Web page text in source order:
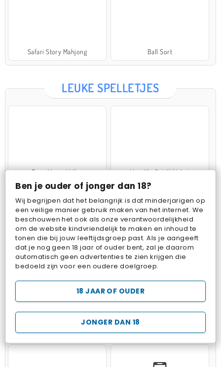
Ben je ouder of jonger dan 18?
Wij begrijpen dat het belangrijk is dat minderjarigen op
een veilige manier gebruik maken van het internet. We
beschouwen het ook als onze verantwoordelijkheid
om de website kindvriendelijk te maken en inhoud te
tonen die bij jouw leeftijdsgroep past. Als je aangeeft
dat je nog geen 18 jaar of ouder bent, zal je daarom
automatisch geen advertenties te zien krijgen die
bedoeld zijn voor een oudere doelgroep.
JONGER DAN 18
18 JAAR OF OUDER
Safari Story Mahjong Ball Sort
LEUKE SPELLETJES
Farm Merge Valley VegaMix 2: Wild West
Pop Fruit Bubbits
Hospital Surgeon Doctor Game Potion Sort